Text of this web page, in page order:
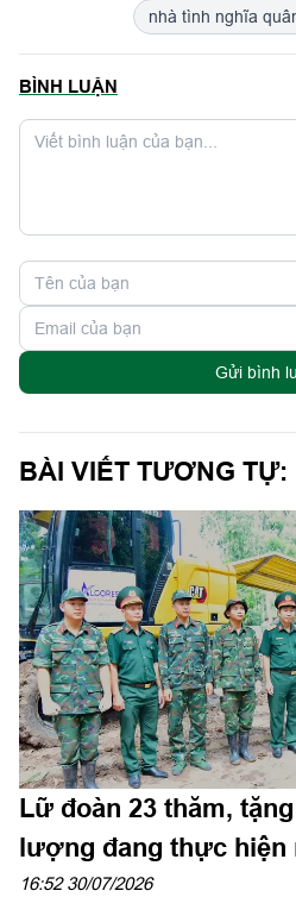
nhà tình nghĩa
BÌNH LUẬN
Gửi bình
BÀI VIẾT TƯƠNG TỰ:
Lữ đoàn 23 thăm,
lượng đang thực hiện
kiếm, quy tập hài cốt
16:52 30/07/2026